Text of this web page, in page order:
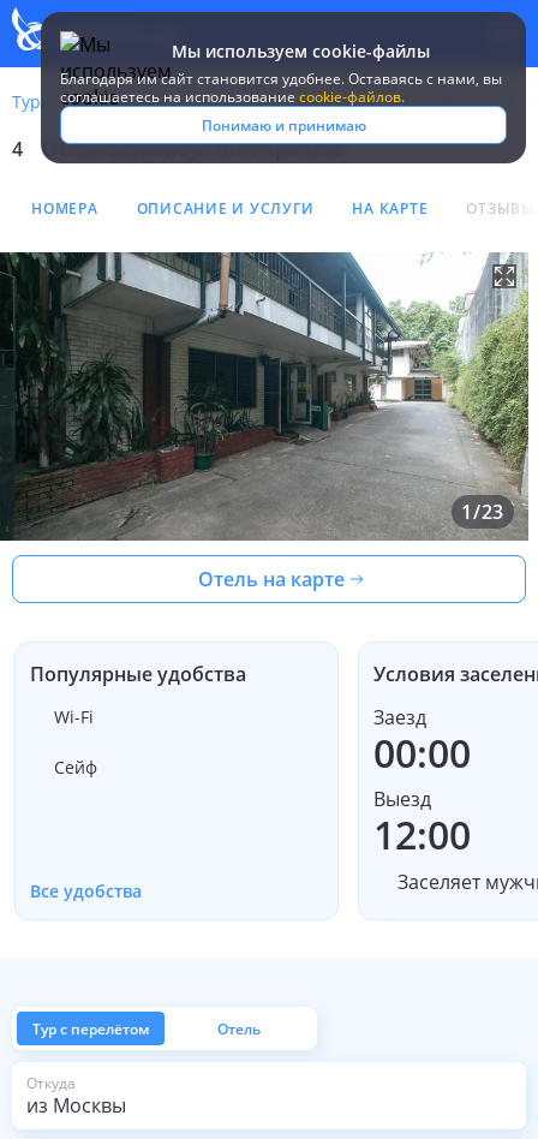
Мы используем cookie-файлы
Благодаря им сайт становится удобнее. Оставаясь c нами, вы
соглашаетесь на использование cookie-файлов.
Понимаю и принимаю
Туры Филиппины о. Лусон Broadway Court Apartelle
Отель Broadway Court
4 Отель Broadway Court Apartelle
НОМЕРА ОПИСАНИЕ И УСЛУГИ НА КАРТЕ ОТЗЫВЫ
1/23
Отель на карте
Популярные удобства
Wi-Fi
Сейф
Все удобства
Условия
Заезд
00:00
Выезд
12:00
Заселяет
Тур с перелётом Отель
Откуда
из Москвы